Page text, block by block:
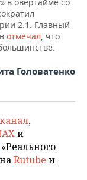
2:1. Главный
отмечал, что
Головатенко
,
и
«Реального
Rutube и